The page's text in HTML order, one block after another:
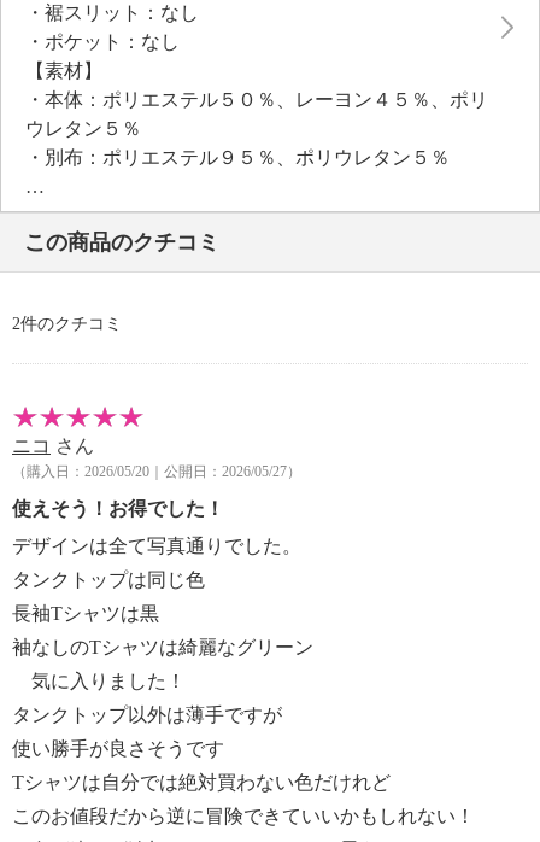
・裾スリット：なし
・ポケット：なし
【素材】
・本体：ポリエステル５０％、レーヨン４５％、ポリ
ウレタン５％
・別布：ポリエステル９５％、ポリウレタン５％
【メンテナンス（絵表示ラベル）】
・手洗い：可
・漂白処理：塩素系・酸素系漂白不可
・タンブル乾燥：不可
・アイロン仕上げ：可（低温）
・ドライクリーニング：不可
【メンテナンス（ケアラベル）】
・長時間照射による変退色注意
・単品洗い
・水や汗などによる色落ち、色移り注意
・摩擦による色落ち、色移り注意
・素材の特性上、多少の縮みあり
・過度な力をかけない
・ネット使用
【原産国（地）】
・中国製
＜ノースリーブＰＯ※色選択不可＞
【詳細】
・裏地：なし
・裾スリット：約右４ｃｍ、左４ｃｍ
この商品のクチコミ
2件のクチコミ
ニコ さん
（購入日：2026/05/20｜公開日：2026/05/27）
使えそう！お得でした！
デザインは全て写真通りでした。
タンクトップは同じ色
長袖Tシャツは黒
袖なしのTシャツは綺麗なグリーン
気に入りました！
タンクトップ以外は薄手ですが
使い勝手が良さそうです
Tシャツは自分では絶対買わない色だけれど
このお値段だから逆に冒険できていいかもしれない！